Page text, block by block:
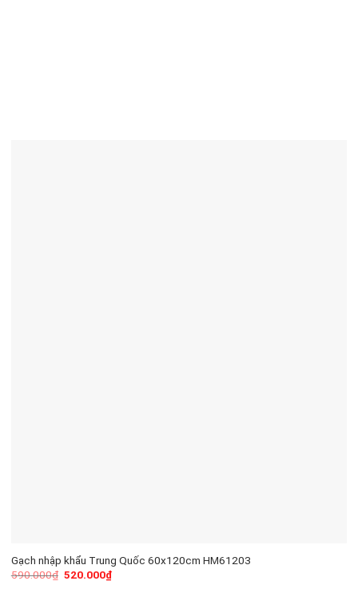
Gạch nhập khẩu Trung Quốc 60x120cm HM61203
590.000₫ 520.000₫